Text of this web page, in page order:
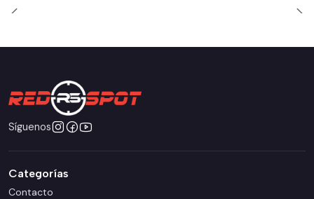
Síguenos
Categorías
Contacto